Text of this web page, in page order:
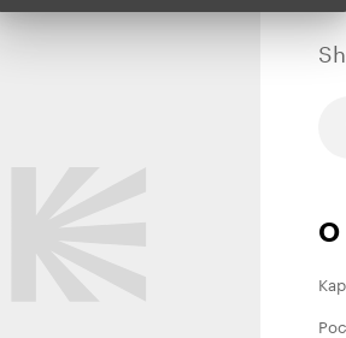
О